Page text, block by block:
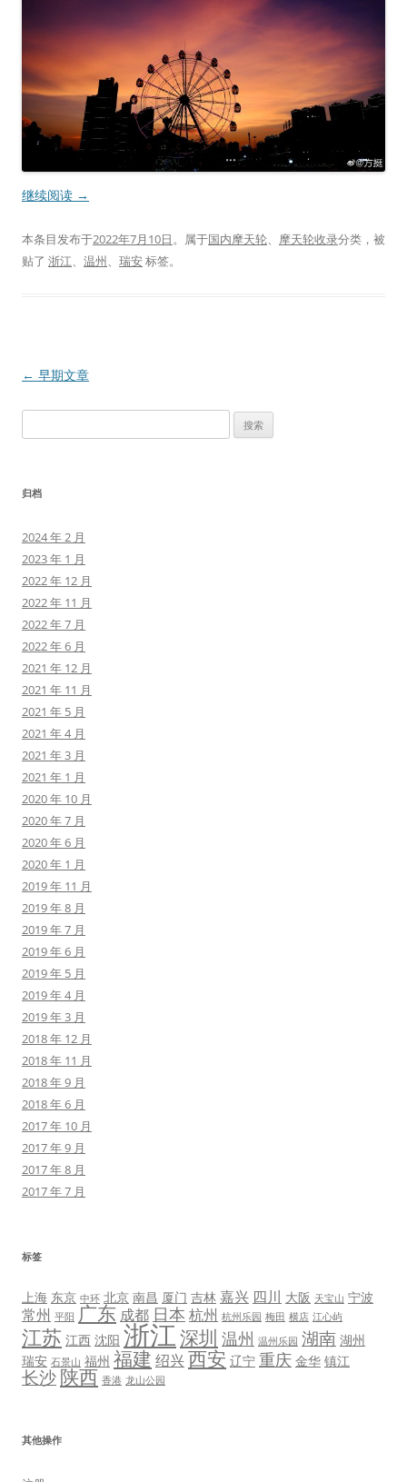
继续阅读 →
本条目发布于2022年7月10日 。属于国内摩天轮 摩天轮收录分类，被
贴了 浙江 温州 瑞安标签。
文
← 早期文章
索：
归档
2024 年 2 月
2023 年 1 月
2022 年 12 月
2022 年 11 月
2022 年 7 月
2022 年 6 月
2021 年 12 月
2021 年 11 月
2021 年 5 月
2021 年 4 月
2021 年 3 月
2021 年 1 月
2020 年 10 月
2020 年 7 月
2020 年 6 月
2020 年 1 月
2019 年 11 月
2019 年 8 月
2019 年 7 月
2019 年 6 月
2019 年 5 月
2019 年 4 月
2019 年 3 月
2018 年 12 月
2018 年 11 月
2018 年 9 月
2018 年 6 月
2017 年 10 月
2017 年 9 月
2017 年 8 月
2017 年 7 月
标签
上海 东京 中环 北京 南昌 厦门 吉林 嘉兴 四川 大阪 天宝山 宁波
常州 平阳 广东 成都 日本 杭州 杭州乐园 梅田 横店 江心屿
江苏 江西 沈阳 浙江深圳 温州 温州乐园 湖南 湖州
瑞安 石景山 福州 福建绍兴西安 辽宁 重庆 金华 镇江
长沙陕西 香港 龙山公园
其他操作